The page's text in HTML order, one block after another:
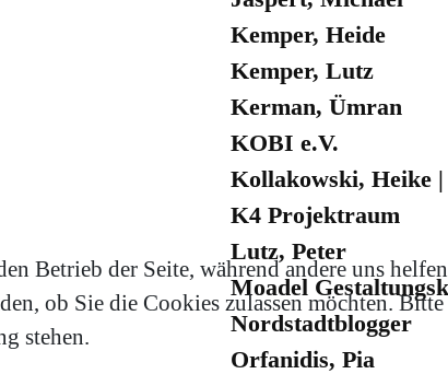
Kemper, Heide
Kemper, Lutz
Kerman, Ümran
KOBI e.V.
Kollakowski, Heike |
K4 Projektraum
Lutz, Peter
Moadel
Nordstadtblogger
Orfanidis, Pia
Betrieb der Seite, während andere uns
ob Sie die Cookies zulassen möchten. Bitte
stehen.